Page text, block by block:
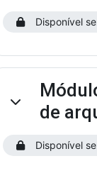
Disponível
Contrairde
Disponível